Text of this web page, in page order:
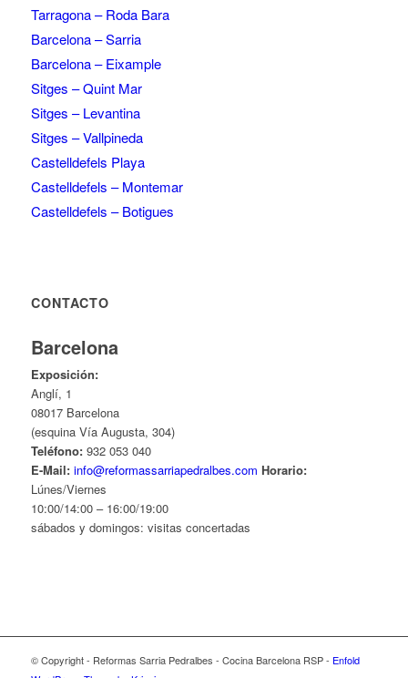
Tarragona – Roda Bara
Barcelona – Sarria
Barcelona – Eixample
Sitges – Quint Mar
Sitges – Levantina
Sitges – Vallpineda
Castelldefels Playa
Castelldefels – Montemar
Castelldefels – Botigues
CONTACTO
Barcelona
Exposición:
Anglí, 1
08017 Barcelona
(esquina Vía Augusta, 304)
Teléfono:932 053 040
E-Mail: info@reformassarriapedralbes.com Horario:
Lúnes/Viernes
10:00/14:00 – 16:00/19:00
sábados y domingos: visitas concertadas
© Copyright - Reformas Sarria Pedralbes - Cocina Barcelona RSP - Enfold